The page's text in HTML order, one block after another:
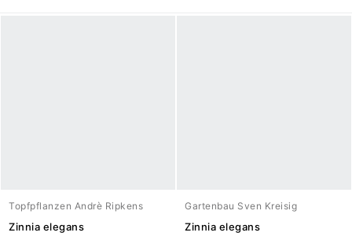
Topfpflanzen Andrè Ripkens
Zinnia elegans
Gartenbau Sven Kreisig
Zinnia elegans